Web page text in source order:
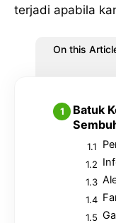
terjadi apabila
On this
Batuk